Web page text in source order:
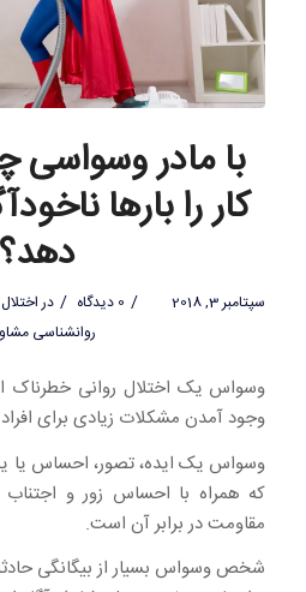
با مادر وسواسی
کار را بارها
دهد؟
سپتامبر 3, 2018 / 0 دیدگاه / در
روانشناسی
وسواس یک اختلال روانی
وجود آمدن مشکلات زیادی برای
وسواس یک ایده، تصور، احساس
که همراه با احساس زور و
مقاومت در برابر آن است.
شخص وسواس بسیار از بیگانگی